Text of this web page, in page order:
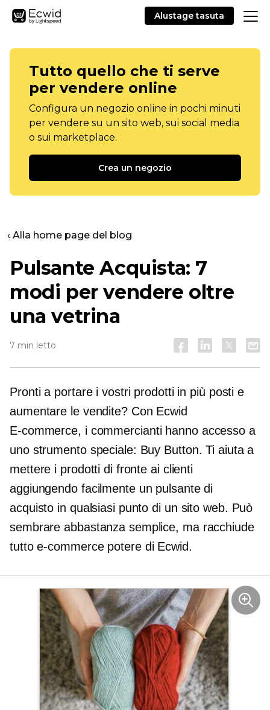
Alustage tasuta
Tutto quello che ti serve
per vendere online
Configura un negozio online in pochi minuti
per vendere su un sito web, sui social media
o sui marketplace.
Crea un negozio
‹ Alla home page del blog
Pulsante Acquista: 7
modi per vendere oltre
una vetrina
7 min letto
Pronti a portare i vostri prodotti in più posti e
aumentare le vendite? Con Ecwid
E-commerce, i commercianti hanno accesso a
uno strumento speciale: Buy Button. Ti aiuta a
mettere i prodotti di fronte ai clienti
aggiungendo facilmente un pulsante di
acquisto in qualsiasi punto di un sito web. Può
sembrare abbastanza semplice, ma racchiude
tuttoe-commercepotere di Ecwid.